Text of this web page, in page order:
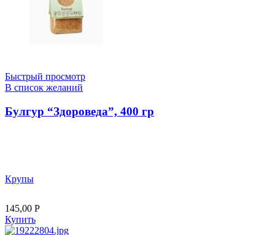
Быстрый просмотр
В список желаний
Булгур “Здороведа”, 400 гр
Крупы
145,00 Р
Купить